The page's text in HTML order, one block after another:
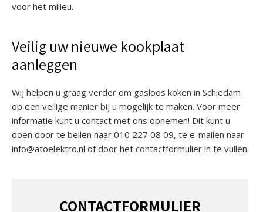
voor het milieu.
Veilig uw nieuwe kookplaat
aanleggen
Wij helpen u graag verder om gasloos koken in Schiedam
op een veilige manier bij u mogelijk te maken. Voor meer
informatie kunt u contact met ons opnemen! Dit kunt u
doen door te bellen naar 010 227 08 09, te e-mailen naar
info@atoelektro.nl of door het contactformulier in te vullen.
CONTACTFORMULIER